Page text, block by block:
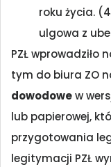
roku życia.
ulgowa z
PZŁ wprowadziło
tym do biura ZO
dowodowew
lub papierowej,
przygotowania
legitymacji PZŁ